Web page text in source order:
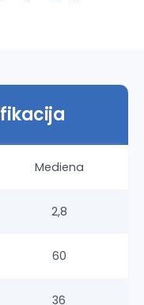
Mediena
2,8
60
36